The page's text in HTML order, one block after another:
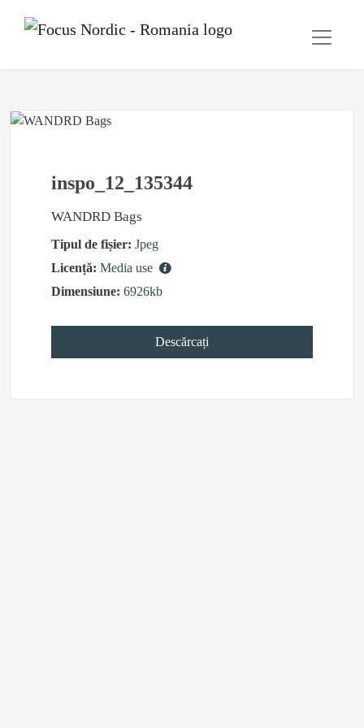
inspo_12_135344
WANDRD Bags
Tipul de fișier: Jpeg
Licență: Media use
Dimensiune: 6926kb
Descărcați